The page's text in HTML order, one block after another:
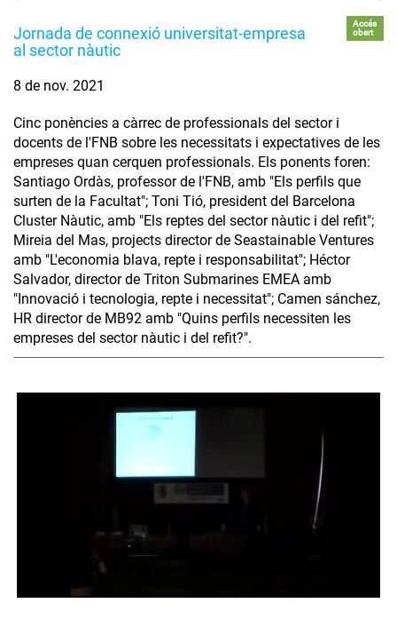
Jornada de connexió universitat-empresa
al sector nàutic
Accés
obert
8 de nov. 2021
Cinc ponències a càrrec de professionals del sector i
docents de l'FNB sobre les necessitats i expectatives de les
empreses quan cerquen professionals. Els ponents foren:
Santiago Ordàs, professor de l'FNB, amb "Els perfils que
surten de la Facultat"; Toni Tió, president del Barcelona
Cluster Nàutic, amb "Els reptes del sector nàutic i del refit";
Mireia del Mas, projects director de Seastainable Ventures
amb "L'economia blava, repte i responsabilitat"; Héctor
Salvador, director de Triton Submarines EMEA amb
"Innovació i tecnologia, repte i necessitat"; Camen sánchez,
HR director de MB92 amb "Quins perfils necessiten les
empreses del sector nàutic i del refit?".